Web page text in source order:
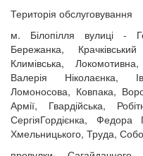
Територія обслуговування
м. Білопілля вулиці -
Бережанка,
Климівська,
Валерія Ніколаєнка,
Ломоносова, Ковпака,
Армії, Гвардійська,
СергіяГордієнка,
Хмельницького, Труда,